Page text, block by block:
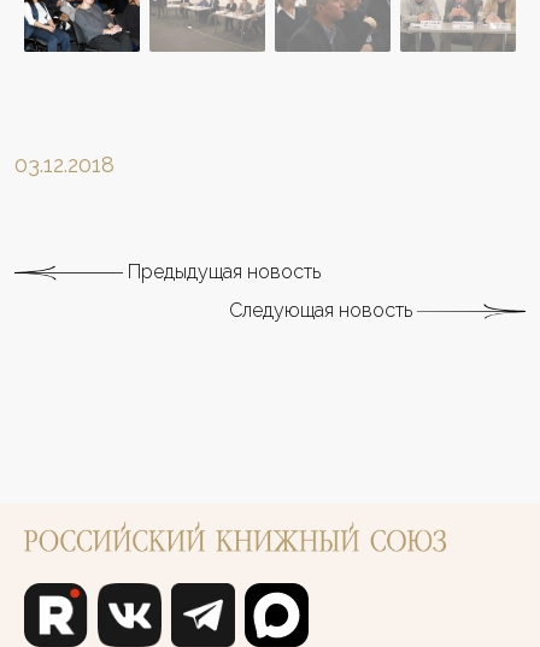
03.12.2018
Предыдущая новость
Следующая новость